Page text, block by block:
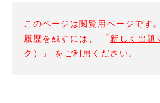
このページは閲覧用ページです。
履歴を残すには、 「 新しく出題
ク）
」 をご利用ください。